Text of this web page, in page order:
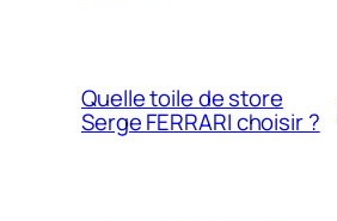
Quelle toile de store
Serge FERRARI choisir ?